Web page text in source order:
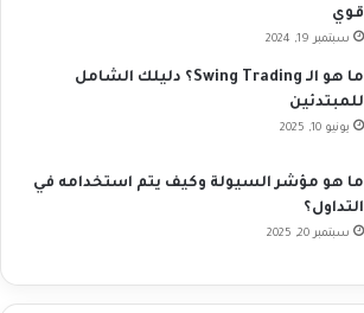
قوي
سبتمبر 19, 2024
ما هو الـ Swing Trading؟ دليلك الشامل
للمبتدئين
يونيو 10, 2025
ما هو مؤشر السيولة وكيف يتم استخدامه في
التداول؟
سبتمبر 20, 2025